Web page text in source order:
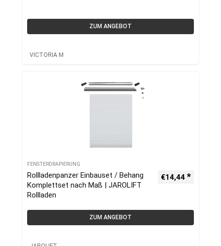
ZUM ANGEBOT
VICTORIA M
FENSTERDRAPIERUNG
Rollladenpanzer Einbauset / Behang
Komplettset nach Maß | JAROLIFT
Rollladen
€14,44
ZUM ANGEBOT